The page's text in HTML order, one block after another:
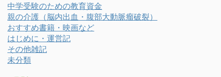
中学受験のための教育資金
親の介護（脳内出血・腹部大動脈瘤破裂）
おすすめ書籍・映画など
はじめに・運営記
その他雑記
未分類